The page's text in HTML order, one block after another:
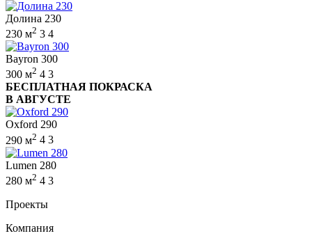
Долина 230
230 м2 3 4
Bayron 300
300 м2 4 3
БЕСПЛАТНАЯ ПОКРАСКА
В АВГУСТЕ
Oxford 290
290 м2 4 3
Lumen 280
280 м2 4 3
Проекты
Компания